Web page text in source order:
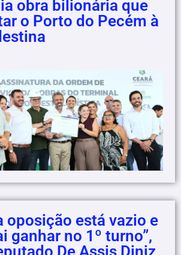
obra bilionária que
o Porto do Pecém à
oposição está vazio e
ganhar no 1º turno”,